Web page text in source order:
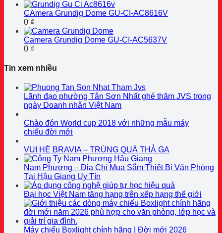
CAmera Grundig Dome GU-CI-AC8616V
0 ₫
Camera Grundig Dome GU-CI-AC5637V
0 ₫
Tin xem nhiều
Lãnh đạo phường Tân Sơn Nhất ghé thăm JVS trong
ngày Doanh nhân Việt Nam
Chào đón World cup 2018 với những mẫu máy
chiếu đời mới
VUI HÈ BRAVIA – TRÚNG QUÀ THẢ GA
Nam Phương – Địa Chỉ Mua Sắm Thiết Bị Văn Phòng
Tại Hậu Giang Uy Tín
Đại học Việt Nam tăng hạng trên xếp hạng thế giới
Máy chiếu Boxlight chính hãng | Đời mới 2026